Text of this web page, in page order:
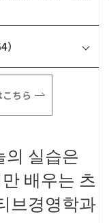
ちら
실습은
배우는 츠
브경영학과